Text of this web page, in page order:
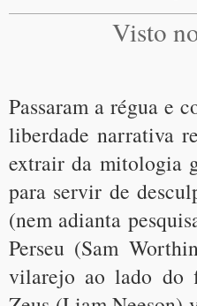
Visto
Passaram a régua e
liberdade narrativa
extrair da mitologia
para servir de
(nem adianta
Perseu (Sam
vilarejo ao lado do